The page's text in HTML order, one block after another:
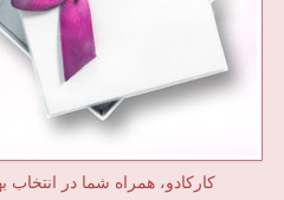
کارکادو، همراه شما در انتخاب